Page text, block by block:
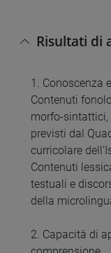
Risultati di
1. Conoscenza
Contenuti
morfo-
previsti dal
curricolare
Contenuti
testuali e
della
2. Capacità di